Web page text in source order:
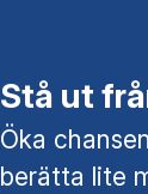
Stå ut
Öka
berätta lite